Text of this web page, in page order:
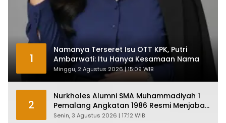
1
Namanya Terseret Isu OTT KPK, Putri
Ambarwati: Itu Hanya Kesamaan Nama
Minggu, 2 Agustus 2026 | 15:09 WIB
2
Nurkholes Alumni SMA Muhammadiyah 1
Pemalang Angkatan 1986 Resmi Menjabat
Plt Bupati, Inilah Pesan Ketua Asmam 86
Senin, 3 Agustus 2026 | 17:12 WIB